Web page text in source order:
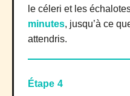
le céleri et les
minutes, jusqu’à ce
attendris.
Étape 4